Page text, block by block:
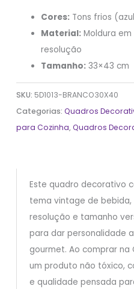
Cores: Tons frios
Material: Moldura
resolução
Tamanho: 33×43 cm
SKU: 5D1013-BRANCO30X40
Categorias:Quadros
para Cozinha,Quadros
Este quadro decorativo
tema vintage de
resolução e tamanho
para dar personalidade
gourmet. Ao comprar na
um produto não tóxico,
e qualidade pensada